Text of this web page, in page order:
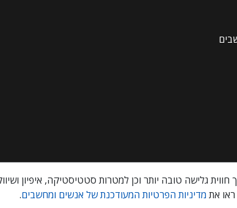
את מדיניות הפרטיות המעודכנת של אנשים ומחשבים.